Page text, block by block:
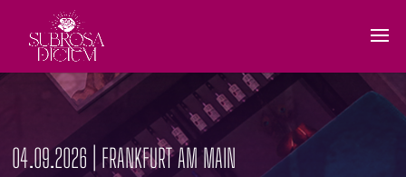
04.09.2026 | FRANKFURT AM MAIN